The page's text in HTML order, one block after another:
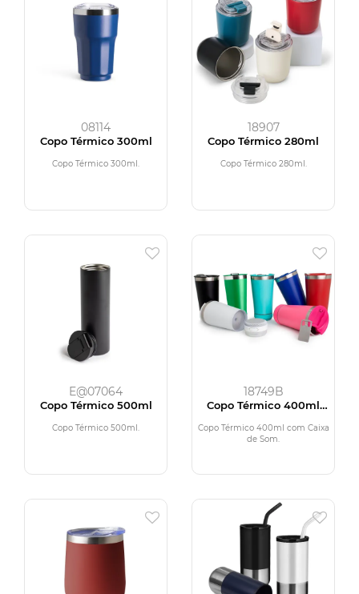
08114
Copo Térmico 300ml
Copo Térmico 300ml.
18907
Copo Térmico 280ml
Copo Térmico 280ml.
E@07064
Copo Térmico 500ml
Copo Térmico 500ml.
18749B
Copo Térmico 400ml
Copo Térmico 400ml com Caixa
de Som.